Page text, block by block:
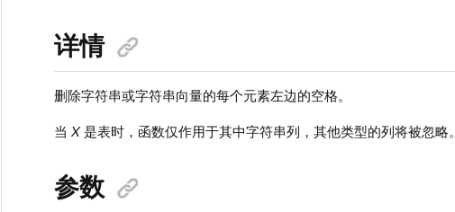
详情
删除字符串或字符串向量的每个元素左边的空格。
当X 是表时，函数仅作用于其中字符串列，其他类型的列将被忽略。
参数